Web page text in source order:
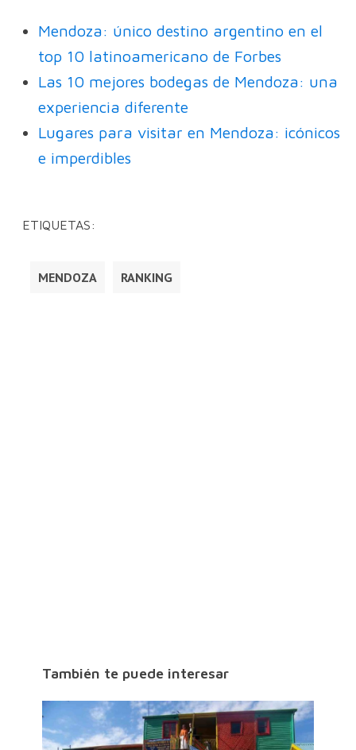
Mendoza: único destino argentino en el
top 10 latinoamericano de Forbes
Las 10 mejores bodegas de Mendoza: una
experiencia diferente
Lugares para visitar en Mendoza: icónicos
e imperdibles
ETIQUETAS:
MENDOZA RANKING
También te puede interesar